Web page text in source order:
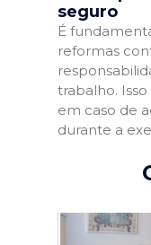
seguro
É
reformas
trabalho.
em caso de
durante a